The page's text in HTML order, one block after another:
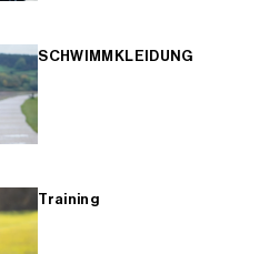
SCHWIMMKLEIDUNG
Training